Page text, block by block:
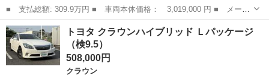
■ 支払総額: 309.9万円 ■ 車両本体価格： 3,019,000 円 ■ メーカ
ー名： トヨタ ■ 車種名： クラウンハイブリッド ■ グレード
名： Ｇ ＯＰ３６０度カメラ／本革シート／シートヒーター＆クー
ラー／１８...
愛知 春日井市 クラウン
トヨタ クラウンハイブリッド Ｌパッケージ
（検9.5）
508,000円
クラウン